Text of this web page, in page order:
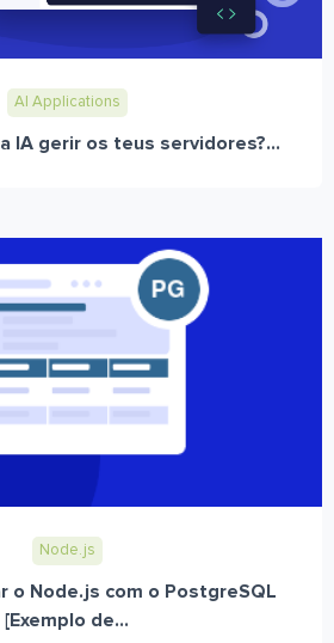
AI Applications
IA gerir os teus servidores?...
Node.js
o Node.js com o PostgreSQL
[Exemplo de...